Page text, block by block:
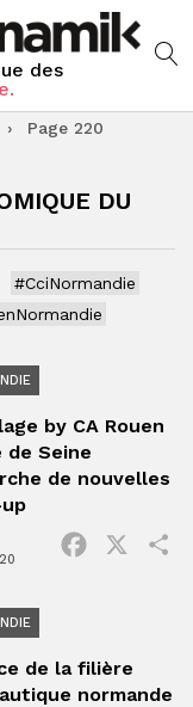
des
› Page 220
DU
#CciNormandie
by CA Rouen
de Seine
de nouvelles
Facebook
de la filière
normande